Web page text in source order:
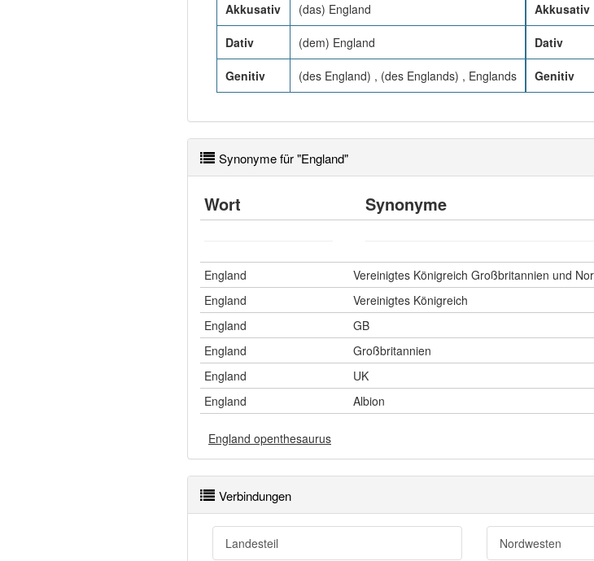
Akkusativ (das) England
Dativ (dem) England
Genitiv (des England) , (des Englands) , Englands
Akkusativ
Dativ
Genitiv
Synonyme für "England"
Wort Synonyme
England
Vereinigtes Königreich Großbritannien und
England
Vereinigtes Königreich
England
GB
England
Großbritannien
England
UK
England
Albion
England openthesaurus
Verbindungen
Landesteil Nordwesten